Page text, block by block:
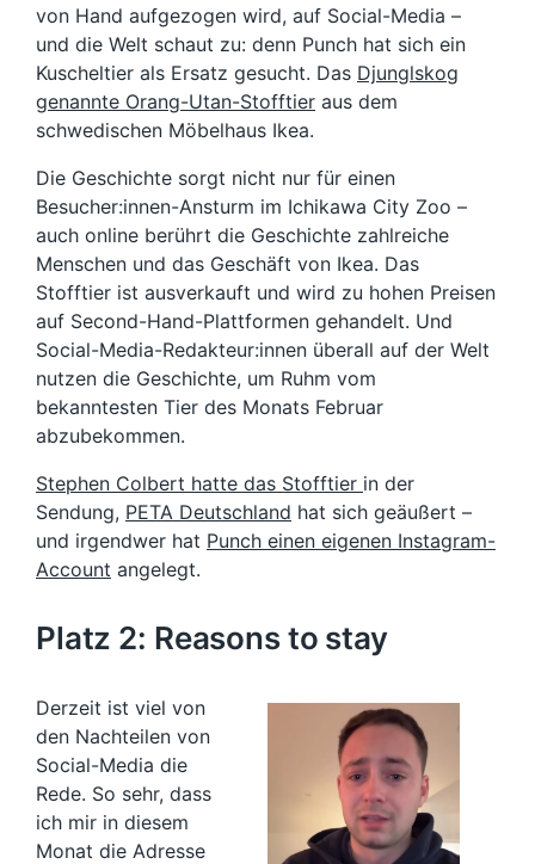
von Hand aufgezogen wird, auf Social-Media –
und die Welt schaut zu: denn Punch hat sich ein
Kuscheltier als Ersatz gesucht. Das Djunglskog
genannte Orang-Utan-Stofftier aus dem
schwedischen Möbelhaus Ikea.
Die Geschichte sorgt nicht nur für einen
Besucher:innen-Ansturm im Ichikawa City Zoo –
auch online berührt die Geschichte zahlreiche
Menschen und das Geschäft von Ikea. Das
Stofftier ist ausverkauft und wird zu hohen Preisen
auf Second-Hand-Plattformen gehandelt. Und
Social-Media-Redakteur:innen überall auf der Welt
nutzen die Geschichte, um Ruhm vom
bekanntesten Tier des Monats Februar
abzubekommen.
Stephen Colbert hatte das Stofftier in der
Sendung, PETA Deutschland hat sich geäußert –
und irgendwer hat Punch einen eigenen Instagram-
Account angelegt.
Platz 2: Reasons to stay
Derzeit ist viel von
den Nachteilen von
Social-Media die
Rede. So sehr, dass
ich mir in diesem
Monat die Adresse